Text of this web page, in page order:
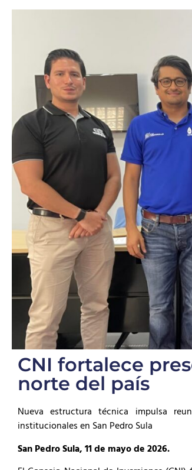
CNI fortalece
norte del país
Nueva estructura técnica impulsa
institucionales en San Pedro Sula
San Pedro Sula, 11 de mayo de 2026.